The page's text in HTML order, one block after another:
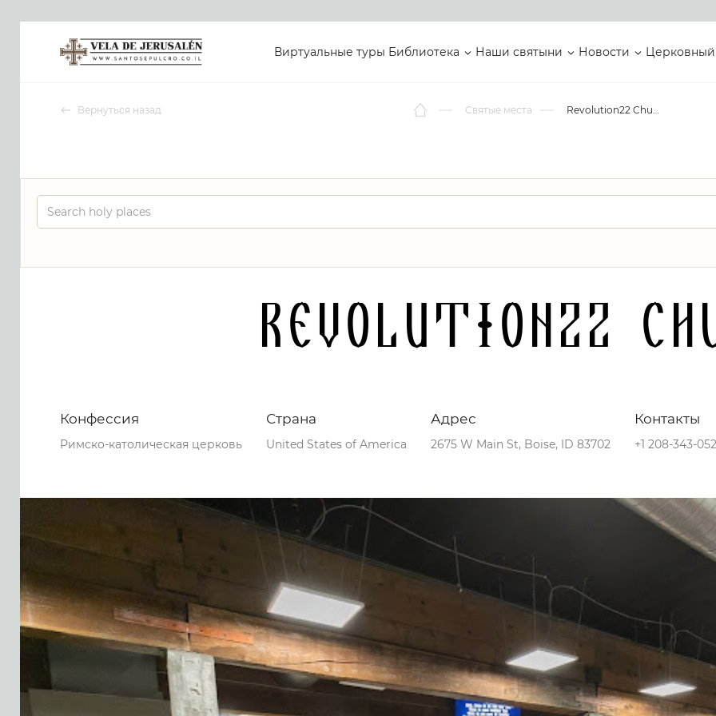
Виртуальные туры Библиотека Наши святыни Новости Церковный
Вернуться назад Святые места Revolution22 Church
Revolution22
Конфессия
Римско-католическая церковь
Страна
United States of America
Адрес
2675 W Main St, Boise, ID 83702
Контакты
+1 208-343-
45